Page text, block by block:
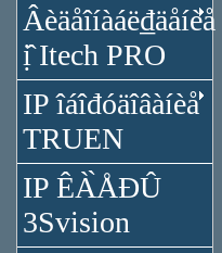
Âèäåîíàáë₫äåíèå
ị̂ Itech PRO
IP îáîđóäîâàíèå
TRUEN
IP ÊÀ̀ÅĐÛ
3Svision